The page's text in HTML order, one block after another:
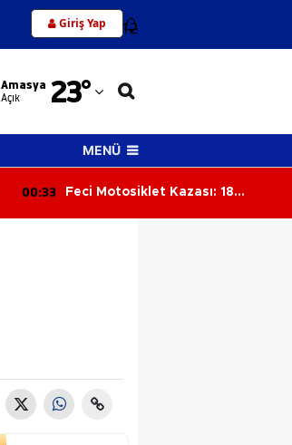
Giriş Yap 12
Amasya
Açık 23°
Adana
Adıyaman
Ağrı
Amasya
Balıkesir
Bilecik
MENÜ
00:33
Feci Motosiklet Kazası: 18